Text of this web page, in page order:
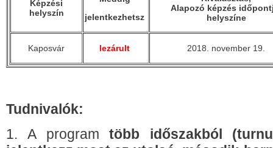
Képzési
helyszín
jelentkezhetsz
Alapozó képzés
helyszíne
Kaposvár lezárult 2018. november 19.
Tudnivalók:
1. A programtöbb időszakból